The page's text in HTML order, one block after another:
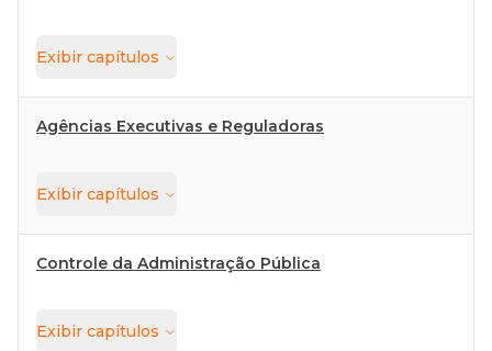
Exibir capítulos
Agências Executivas e Reguladoras
Exibir capítulos
Controle da Administração Pública
Exibir capítulos